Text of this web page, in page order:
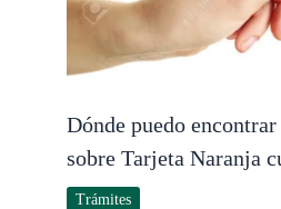
Dónde puedo
sobre Tarjeta Naranja
Trámites